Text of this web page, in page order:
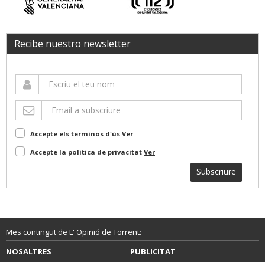
Recibe nuestro newsletter
Accepte els terminos d'ús Ver
Accepte la política de privacitat Ver
Subscriure
Mes contingut de L' Opinió de Torrent:
NOSALTRES
PUBLICITAT